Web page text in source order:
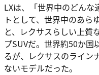
LXは、「世界中のどん
トとして、世界中のあら
と、レクサスらしい上質
プSUVだ。世界約50か国
るが、レクサスのライン
ないモデルだった。